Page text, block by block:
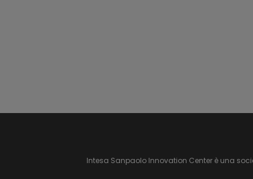
di agenti patogeni con gli effluenti delle acque
Intesa Sanpaolo Innovation Center è una